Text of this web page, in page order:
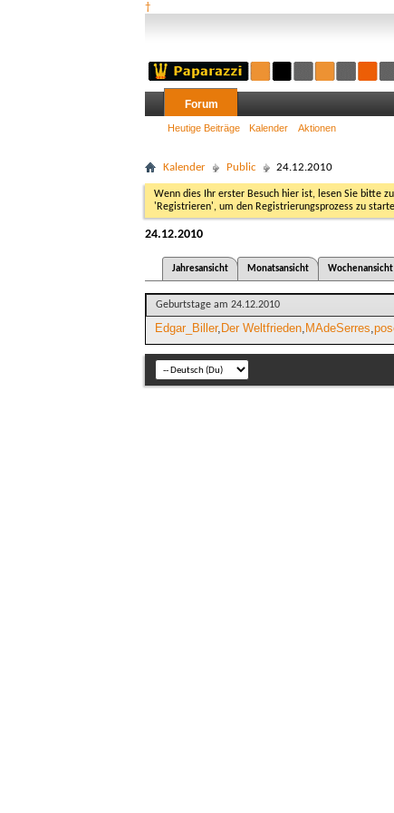
†
Forum
Heutige Beiträge Kalender Aktionen
Kalender Public 24.12.2010
Wenn dies Ihr erster Besuch hier ist, lesen Sie bitte
'Registrieren', um den Registrierungsprozess zu
24.12.2010
Jahresansicht
Monatsansicht Wochenansicht
Geburtstage am 24.12.2010
Edgar_Biller Der Weltfrieden MAdeSerres